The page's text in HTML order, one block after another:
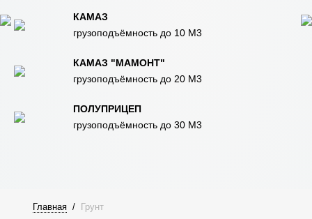
КАМАЗ
грузоподъёмность до 10 М3
КАМАЗ "МАМОНТ"
грузоподъёмность до 20 М3
ПОЛУПРИЦЕП
грузоподъёмность до 30 М3
Главная / Грунт